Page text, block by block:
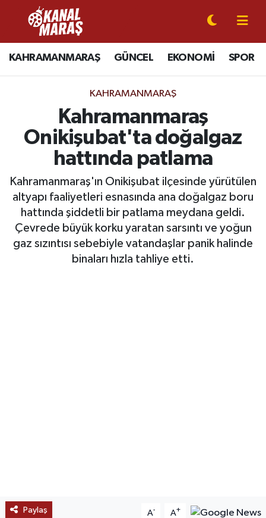
KAHRAMANMARAŞ GÜNCEL EKONOMİ SPOR
KAHRAMANMARAŞ
Kahramanmaraş
Onikişubat'ta doğalgaz
hattında patlama
Kahramanmaraş'ın Onikişubat ilçesinde yürütülen
altyapı faaliyetleri esnasında ana doğalgaz boru
hattında şiddetli bir patlama meydana geldi.
Çevrede büyük korku yaratan sarsıntı ve yoğun
gaz sızıntısı sebebiyle vatandaşlar panik halinde
binaları hızla tahliye etti.
Paylaş A- A+
CANLI YAYIN
KAHRAMANMARAŞ
SPOR
SİYASET
EKONOMİ
GÜNDEM
MAGAZİN
MEDYA
Kahramanmaraş Nöbetçi Eczaneler
Kahramanmaraş Hava Durumu
Kahramanmaraş Trafik Yoğunluk Haritası
Süper Lig Puan Durumu ve Fikstür
Tüm Manşetler
Son Dakika Haberleri
Haber Arşivi